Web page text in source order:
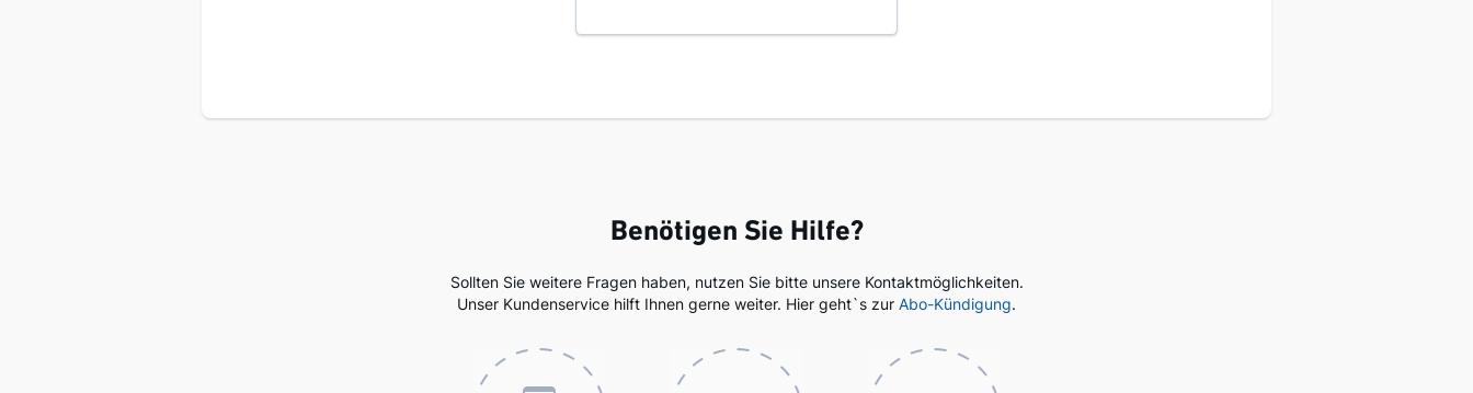
Benötigen Sie Hilfe?
Sollten Sie weitere Fragen haben, nutzen Sie bitte unsere Kontaktmöglichkeiten.
Unser Kundenservice hilft Ihnen gerne weiter. Hier geht`s zur Abo-Kündigung.